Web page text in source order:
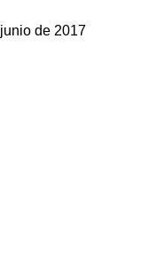
de 2017